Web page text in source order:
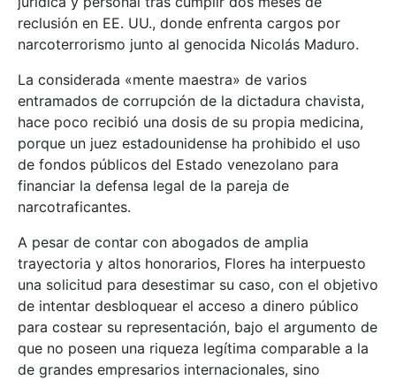
reclusión en EE. UU., donde enfrenta cargos por
narcoterrorismo junto al genocida Nicolás Maduro.
La considerada «mente maestra» de varios
entramados de corrupción de la dictadura chavista,
hace poco recibió una dosis de su propia medicina,
porque un juez estadounidense ha prohibido el uso
de fondos públicos del Estado venezolano para
financiar la defensa legal de la pareja de
narcotraficantes.
A pesar de contar con abogados de amplia
trayectoria y altos honorarios, Flores ha interpuesto
una solicitud para desestimar su caso, con el objetivo
de intentar desbloquear el acceso a dinero público
para costear su representación, bajo el argumento de
que no poseen una riqueza legítima comparable a la
de grandes empresarios internacionales, sino